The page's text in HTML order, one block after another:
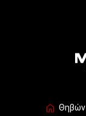
Θηβών